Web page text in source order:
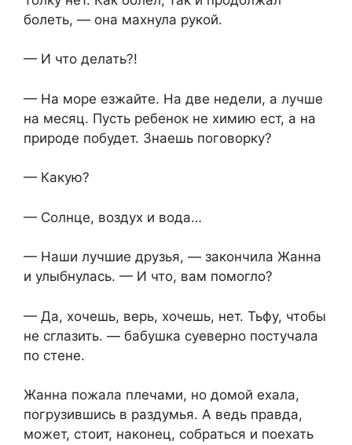
болеть, — она махнула рукой.
— И что делать?!
— На море езжайте. На две недели, а лучше
на месяц. Пусть ребенок не химию ест, а на
природе побудет. Знаешь поговорку?
— Какую?
— Солнце, воздух и вода…
— Наши лучшие друзья, — закончила Жанна
и улыбнулась. — И что, вам помогло?
— Да, хочешь, верь, хочешь, нет. Тьфу, чтобы
не сглазить. — бабушка суеверно постучала
по стене.
Жанна пожала плечами, но домой ехала,
погрузившись в раздумья. А ведь правда,
может, стоит, наконец, собраться и поехать